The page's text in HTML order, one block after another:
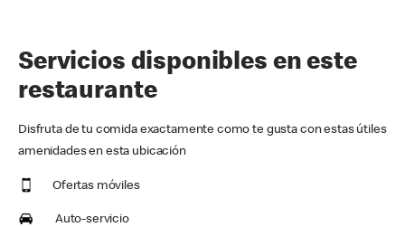
Servicios disponibles en este
restaurante
Disfruta de tu comida exactamente como te gusta con estas útiles
amenidades en esta ubicación
Ofertas móviles
Auto-servicio